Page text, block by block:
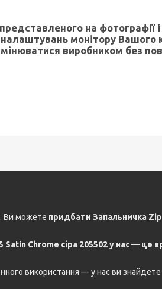
на фотографії
монітору
виробником без
Ви можете придбати Запальничка
Satin Chrome сіра 205502 у нас — це
використання — у нас ви